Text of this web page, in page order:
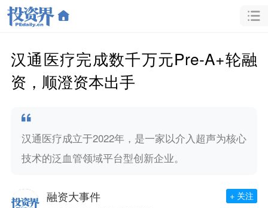
汉通医疗完成数千万元Pre-A+轮融
资，顺澄资本出手
汉通医疗成立于2022年，是一家以介入超声为核心
技术的泛血管领域平台型创新企业。
融资大事件 + 关注